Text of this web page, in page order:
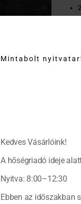
Mintabolt
Kedves Vásárlóink!
A hőségriadó ideje
Nyitva: 8:00–12:30
Ebben az időszakban